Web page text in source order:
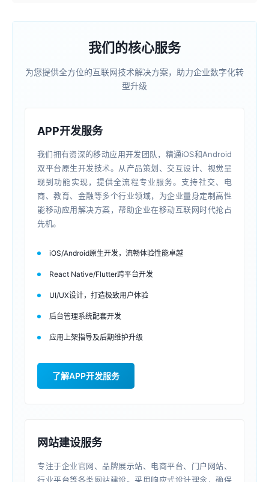
我们的核心服务
为您提供全方位的互联网技术解决方案，助力企业数字化转
型升级
APP开发服务
我们拥有资深的移动应用开发团队，精通iOS和Android
双平台原生开发技术。从产品策划、交互设计、视觉呈
现到功能实现，提供全流程专业服务。支持社交、电
商、教育、金融等多个行业领域，为企业量身定制高性
能移动应用解决方案，帮助企业在移动互联网时代抢占
先机。
iOS/Android原生开发，流畅体验性能卓越
React Native/Flutter跨平台开发
UI/UX设计，打造极致用户体验
后台管理系统配套开发
应用上架指导及后期维护升级
了解APP开发服务
网站建设服务
专注于企业官网、品牌展示站、电商平台、门户网站、
行业平台等各类网站建设。采用响应式设计理念，确保